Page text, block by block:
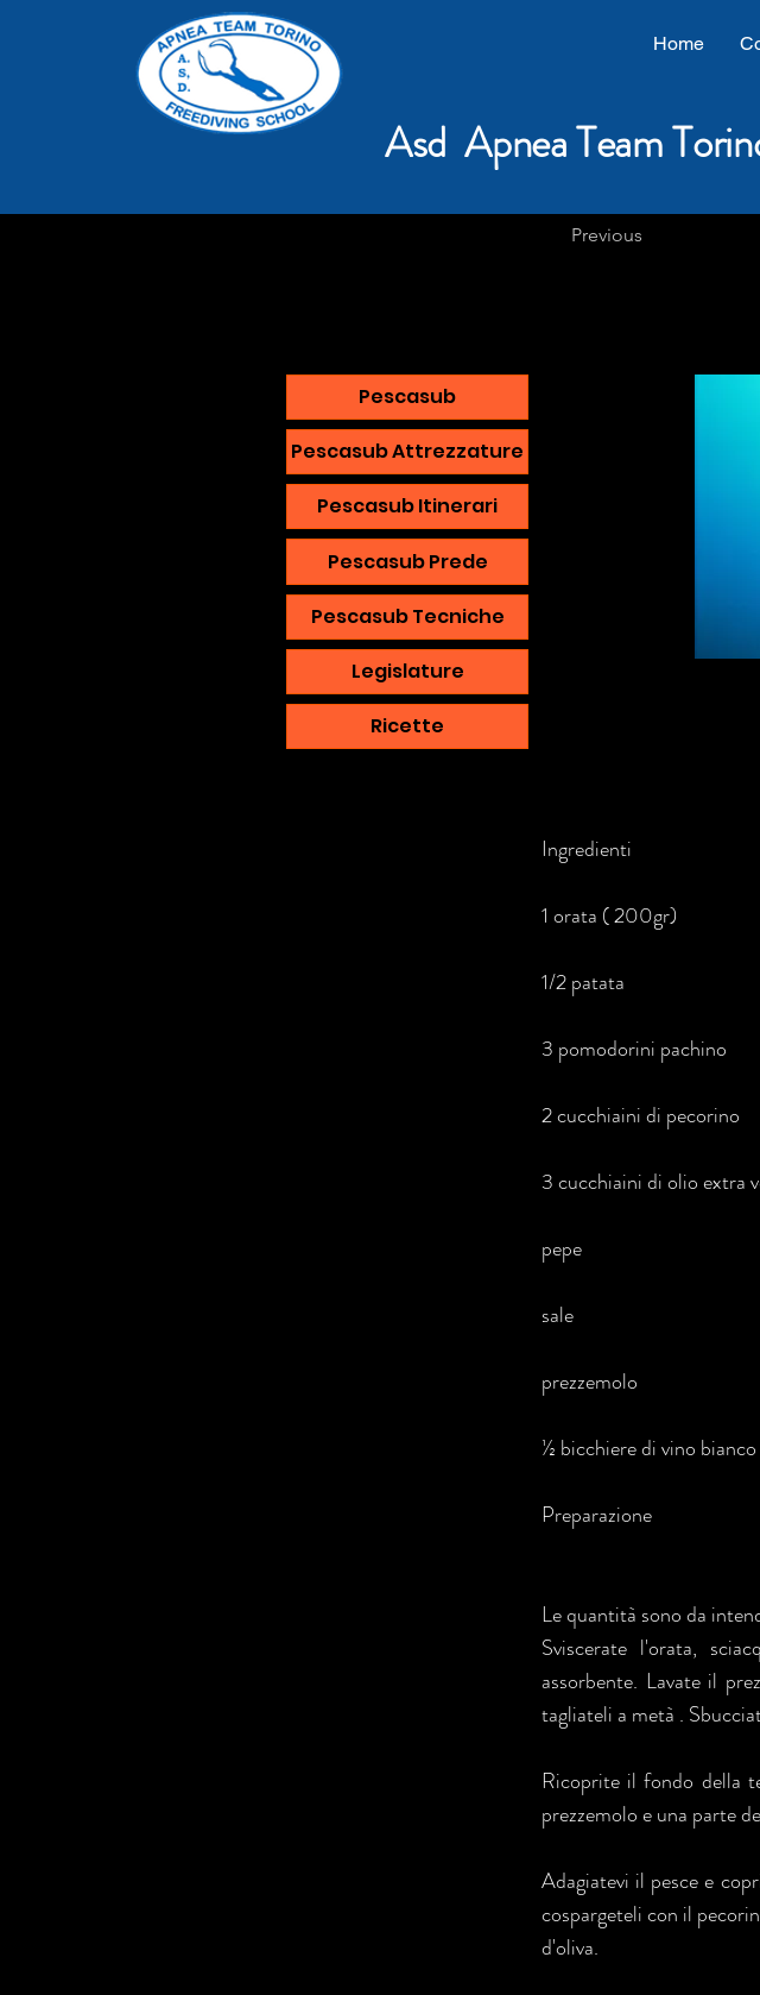
Home
Asd Apnea Team
Previous
Pescasub
Pescasub Attrezzature
Pescasub Itinerari
Pescasub Prede
Pescasub Tecniche
Legislature
Ricette
Ingredienti
1 orata ( 200gr)
1/2 patata
3 pomodorini pachino
2 cucchiaini di pecorino
3 cucchiaini di olio extra
pepe
sale
prezzemolo
½ bicchiere di vino bianco
Preparazione
Le quantità sono da
Sviscerate l'orata,
assorbente. Lavate il
tagliateli a metà .
Ricoprite il fondo della
prezzemolo e una parte
Adagiatevi il pesce e
cospargeteli con il
d'oliva.